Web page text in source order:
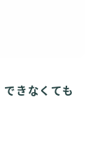
できなくても